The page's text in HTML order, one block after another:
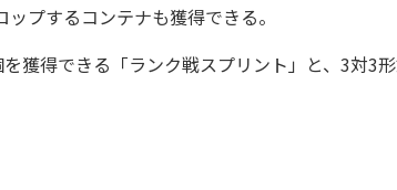
プするコンテナも獲得できる。
獲得できる「ランク戦スプリント」と、3対3